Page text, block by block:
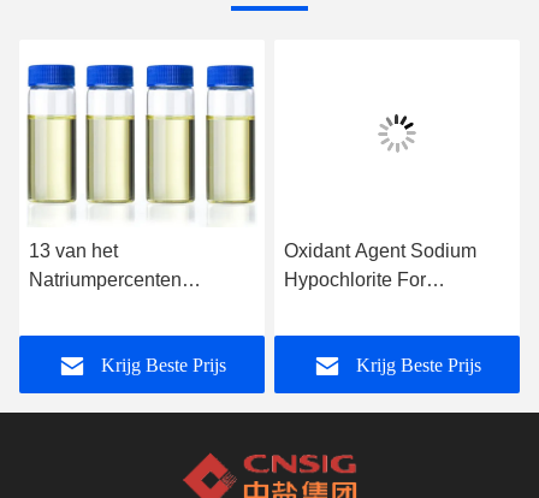
13 van het
Natriumpercenten
van de Voedselrang
Krijg Beste Prijs
Oxidant Agent Sodium
Hypochlorite For
Krijg Beste Prijs